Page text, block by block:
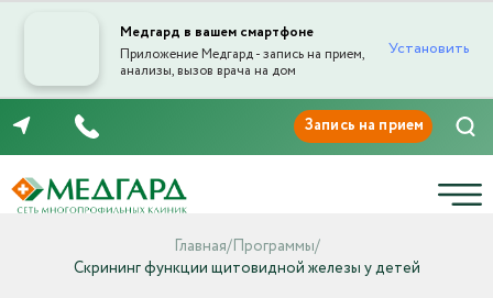
Медгард в вашем смартфоне
Приложение Медгард - запись на прием,
анализы, вызов врача на дом
Установить
Главная/Программы/
Скрининг функции щитовидной железы у детей